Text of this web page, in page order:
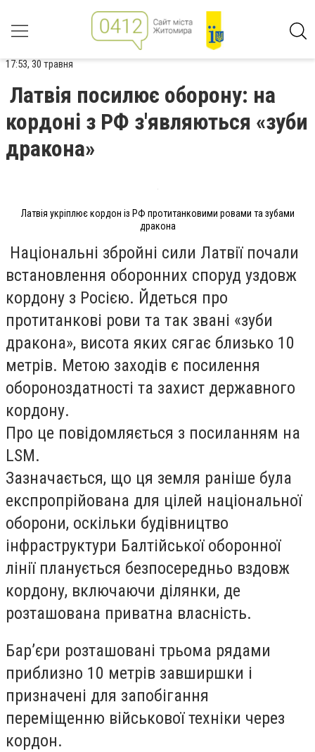
17:53, 30 травня
Латвія посилює оборону: на
кордоні з РФ з'являються «зуби
дракона»
Латвія укріплює кордон із РФ протитанковими ровами та зубами
дракона
Національні збройні сили Латвії почали
встановлення оборонних споруд уздовж
кордону з Росією. Йдеться про
протитанкові рови та так звані «зуби
дракона», висота яких сягає близько 10
метрів. Метою заходів є посилення
обороноздатності та захист державного
кордону.
Про це повідомляється з посиланням на
LSM.
Зазначається, що ця земля раніше була
експропрійована для цілей національної
оборони, оскільки будівництво
інфраструктури Балтійської оборонної
лінії планується безпосередньо вздовж
кордону, включаючи ділянки, де
розташована приватна власність.
Бар’єри розташовані трьома рядами
приблизно 10 метрів завширшки і
призначені для запобігання
переміщенню військової техніки через
кордон.